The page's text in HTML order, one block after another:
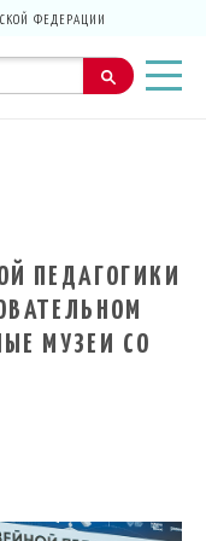
ФЕДЕРАЦИИ
ПЕДАГОГИКИ
МУЗЕИ СО